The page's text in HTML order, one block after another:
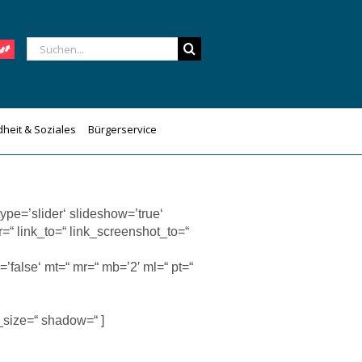
Suche
nach:
& Soziales Bürgerservice
slideshow=’true‘
link_to=“ link_screenshot_to=“
mt=“ mr=“ mb=’2′ ml=“ pt=“
shadow=“ ]